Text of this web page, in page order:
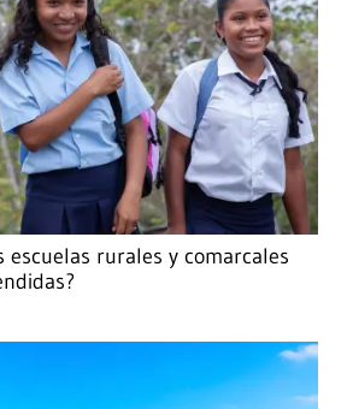
escuelas rurales y comarcales